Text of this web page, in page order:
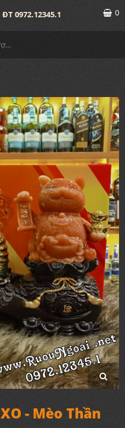
ĐT 0972.12345.1 0
Kệ Rượu Janus Dor XO - Mèo Thần Tài Đỏ 2023
- Mèo Thần